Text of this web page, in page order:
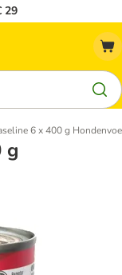
29
6 x 400 g
g